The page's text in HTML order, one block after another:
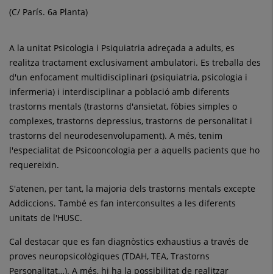
(C/ París. 6a Planta)
A la unitat Psicologia i Psiquiatria adreçada a adults, es
realitza tractament exclusivament ambulatori. Es treballa des
d'un enfocament multidisciplinari (psiquiatria, psicologia i
infermeria) i interdisciplinar a població amb diferents
trastorns mentals (trastorns d'ansietat, fòbies simples o
complexes, trastorns depressius, trastorns de personalitat i
trastorns del neurodesenvolupament). A més, tenim
l'especialitat de Psicooncologia per a aquells pacients que ho
requereixin.
S'atenen, per tant, la majoria dels trastorns mentals excepte
Addiccions. També es fan interconsultes a les diferents
unitats de l'HUSC.
Cal destacar que es fan diagnòstics exhaustius a través de
proves neuropsicològiques (TDAH, TEA, Trastorns
Personalitat…). A més, hi ha la possibilitat de realitzar